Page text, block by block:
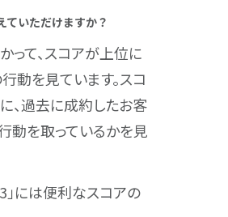
ていただけますか？
って、スコアが上位に
動を見ています。スコ
、過去に成約したお客
動を取っているかを見
」には便利なスコアの